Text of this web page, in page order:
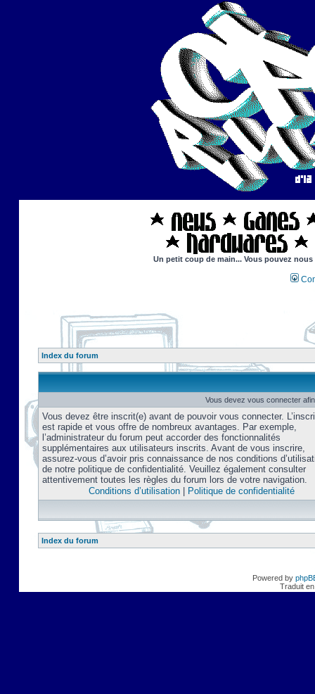
Un petit coup de main... Vous pouvez
Index du forum
Vous devez vous connecter
Vous devez être inscrit(e) avant de pouvoir vous connecter.
est rapide et vous offre de nombreux avantages. Par exemple,
l’administrateur du forum peut accorder des fonctionnalités
supplémentaires aux utilisateurs inscrits. Avant de vous inscrire,
assurez-vous d’avoir pris connaissance de nos conditions
de notre politique de confidentialité. Veuillez également consulter
attentivement toutes les règles du forum lors de votre navigation.
Conditions d’utilisation| Politique de confidentialité
Index du forum
Powered by
Traduit